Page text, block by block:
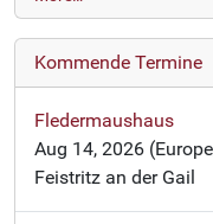
e
w
s
-
Kommende Termine
Fledermaushaus
Aug 14, 2026
Feistritz an der Gail